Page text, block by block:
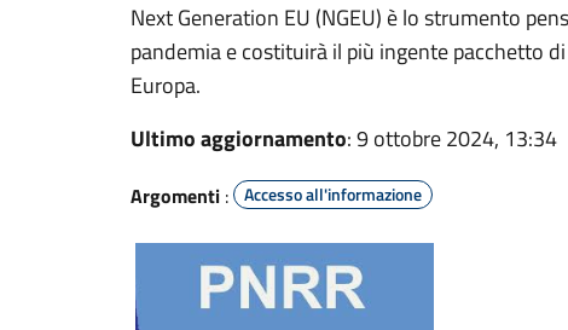
Next Generation EU (NGEU) è lo strumento
pandemia e costituirà il più ingente pacchetto
Europa.
Ultimo aggiornamento: 9 ottobre 2024, 13:34
Argomenti : Accesso all'informazione